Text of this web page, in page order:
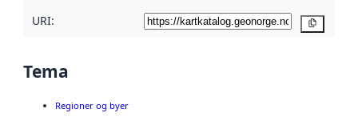
URI:
Tema
Regioner og byer